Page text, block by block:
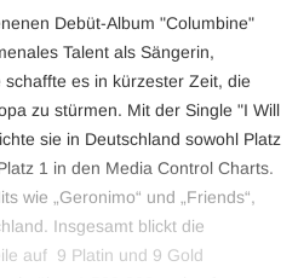
Debüt-Album "Columbine"
Talent als Sängerin,
es in kürzester Zeit, die
zu stürmen. Mit der Single "I Will
sie in Deutschland sowohl Platz
1 in den Media Control Charts.
wie „Geronimo“ und „Friends“,
Insgesamt blickt die
auf 9 Platin und 9 Gold